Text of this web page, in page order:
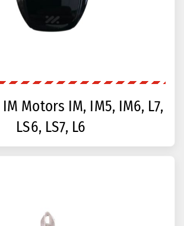
Motors IM, IM5, IM6, L7,
LS6, LS7, L6